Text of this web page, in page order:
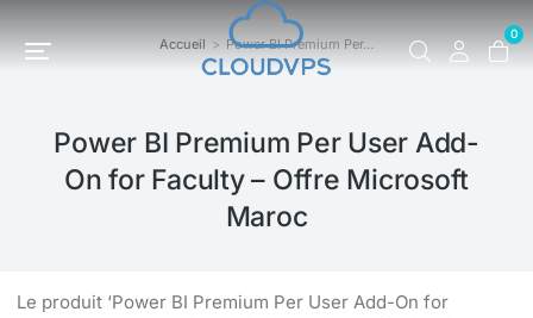
0
Vous êtes ici : Accueil Power BI Premium Per…
Power BI Premium Per User Add-
On for Faculty – Offre Microsoft
Maroc
Le produit ‘Power BI Premium Per User Add-On for